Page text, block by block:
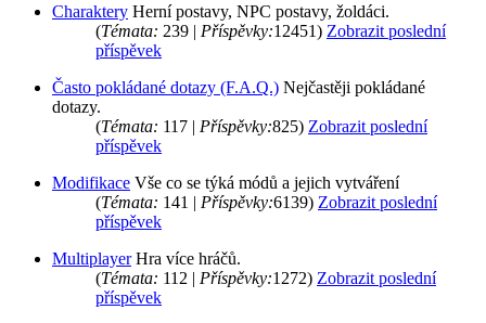
Charaktery Herní postavy, NPC postavy, žoldáci.
(Témata: 239 | Příspěvky:12451) Zobrazit poslední
příspěvek
Často pokládané dotazy (F.A.Q.) Nejčastěji pokládané
dotazy.
(Témata: 117 | Příspěvky:825) Zobrazit poslední
příspěvek
Modifikace Vše co se týká módů a jejich vytváření
(Témata: 141 | Příspěvky:6139) Zobrazit poslední
příspěvek
Multiplayer Hra více hráčů.
(Témata: 112 | Příspěvky:1272) Zobrazit poslední
příspěvek